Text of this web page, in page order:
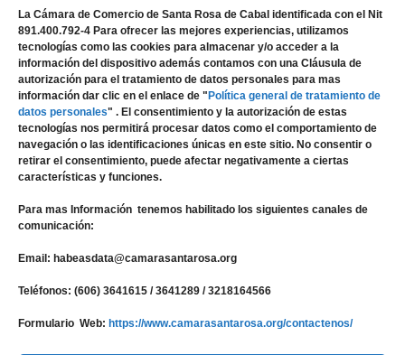
La Cámara de Comercio de Santa Rosa de Cabal identificada con el Nit
891.400.792-4 Para ofrecer las mejores experiencias, utilizamos
tecnologías como las cookies para almacenar y/o acceder a la
información del dispositivo además contamos con una Cláusula de
autorización para el tratamiento de datos personales para mas
información dar clic en el enlace de " Política general de tratamiento de
datos personales" . El consentimiento y la autorización de estas
tecnologías nos permitirá procesar datos como el comportamiento de
navegación o las identificaciones únicas en este sitio. No consentir o
retirar el consentimiento, puede afectar negativamente a ciertas
características y funciones.
Para mas Información tenemos habilitado los siguientes canales de
comunicación:
Email: habeasdata@camarasantarosa.org
Teléfonos: (606) 3641615 / 3641289 / 3218164566
Formulario Web: https://www.camarasantarosa.org/contactenos/
Ley de Transparencia
Servicios en Línea
Compra de Certificados
Desarrollo Empresarial
Crear Empresa
Contáctenos
Facebook
WhatsApp
YouTube
Instagram